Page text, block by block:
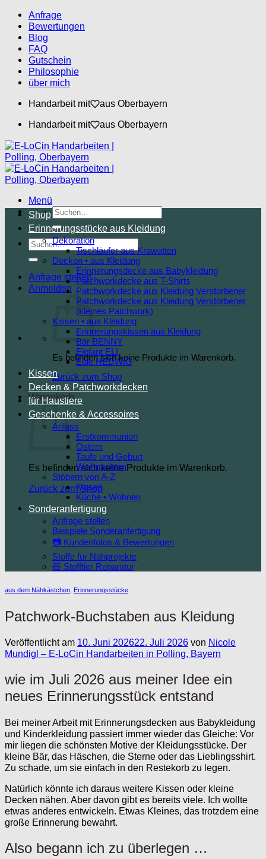
Zum
Inhalt
springen
Anfrage
Bewertungen
Blog
FAQ
Gutschein
Philosophie
über mich
Handarbeit mit
aus Oberbayern
Handarbeit mit
aus Oberbayern
Menü
Suchen
nach:
Suchen
nach:
Anfrage stellen
Anmelden
Es befinden sich keine Produkte im Warenkorb.
Zurück zum Shop
Warenkorb
Es befinden sich keine Produkte im Warenkorb.
Zurück zum Shop
Shop
Erinnerungsstücke aus Kleidung
Dekoration
Tischläufer aus Krawatten
Decken • aus Kleidung
Erinnerungsdecke aus Babykleidung
Patchworkdecke aus T-Shirts
Patchworkdecke aus Kleidung Verstorbener
Patchworkdecke aus Kleidung Verstorbener
(kleines Patchwork)
Kissen • aus Kleidung
Erinnerungskissen aus Kleidung
Bär BENNY
Elefant ELI
Eule HEDWIG
Kissen
Decken & Patchworkdecken
für Haustiere
Geschenke & Accessoires
Anlass
Erstkommunion
Ostern
Taufe und Geburt
Weihnachten
Stöbern von A-Z
Kissen
Küche • Wohnen
Sonderanfertigung
Anfrage stellen
Beispiele Sonderanfertigung
📷 Kundenfotos & Bewertungen
Stoffe für Nähprojekte
🧸 Stofftier Reparatur
aus dem Nähkästchen Erinnerungsstücke
Patchwork-Buchstaben aus Kleidung
Veröffentlicht am 10. Juni 202622. Juli 2026 von Nicole
Mundigl – E-LoCin Handarbeiten in Polling, Bayern
wie im Juli 2026 aus meiner Idee ein
neues Erinnerungsstück entstand
Bei meiner Arbeit mit Erinnerungsdecken aus Babykleidung
und Kinderkleidung passiert immer wieder das Gleiche: Vor
mir liegen die schönsten Motive der Kleidungsstücke. Der
kleine Bär, das Häschen, die Sterne oder das Lieblingsshirt.
Zu schade, um sie einfach in den Restekorb zu legen.
Natürlich könnte ich daraus weitere Kissen oder kleine
Decken nähen. Aber davon gibt es bereits viele. Ich wollte
etwas anderes entwickeln. Etwas Kleines, das trotzdem eine
große Erinnerung bewahrt.
Also begann ich zu überlegen …